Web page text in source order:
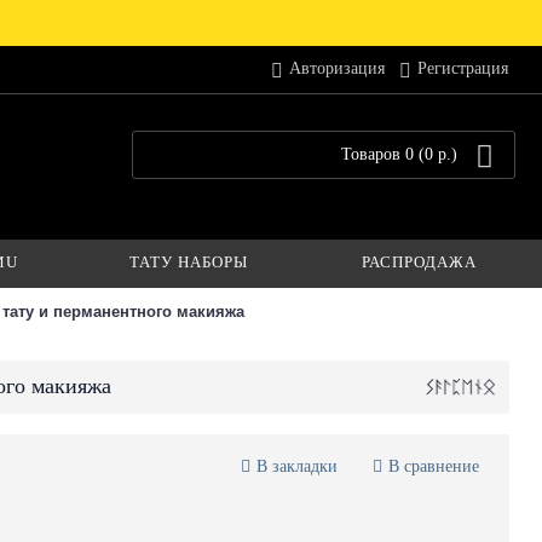
Авторизация Регистрация
Товаров 0 (0 р.)
ТАТУ НАБОРЫ РАСПРОДАЖА
и перманентного макияжа
макияжа
В закладки В сравнение